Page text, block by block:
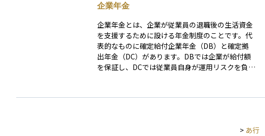
常の給与とは異なり、特別な支払いとして扱われ
るため、税金の計算方法も異なります。一定の条
件を満たすと税優遇措置が適用され、受け取る金
額に対する税負担が軽減されることがあります。
そのため、退職金を受け取る際には、税制や受け
取り方法について事前に確認しておくことが大切
です。 退職金の制度や金額の決め方は、企業の就
るかは、将来の生活設計に大きく影響するため、
企業年金
企業年金とは、企業が従業員の退職後の生活資金
を支援するために設ける年金制度のことです。代
表的なものに確定給付企業年金（DB）と確定拠
出年金（DC）があります。DBでは企業が給付額
を保証し、DCでは従業員自身が運用リスクを負い
を与えます。
> あ行